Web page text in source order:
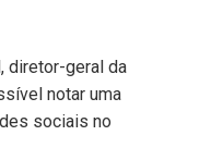
diretor-geral da
notar uma
sociais no